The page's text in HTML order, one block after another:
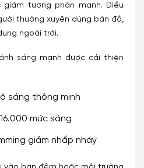
tương phản mạnh. Điều
thường xuyên dùng bản đồ,
ngoài trời.
sáng mạnh được cải thiện
sáng thông minh
mức sáng
giảm nhấp nháy